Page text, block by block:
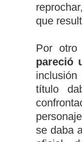
que
Por otro
pareció
título
se daba